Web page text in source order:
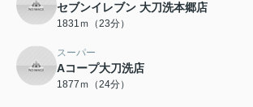
セブンイレブン 大刀洗本郷店
1831ｍ（23分）
スーパー
Aコープ大刀洗店
1877ｍ（24分）